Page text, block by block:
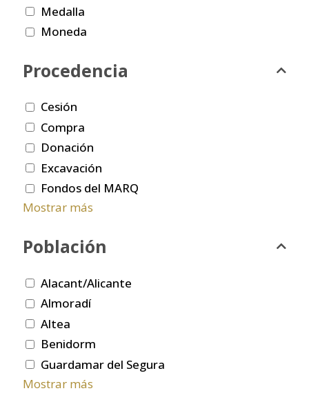
Medalla
Moneda
Procedencia
Cesión
Compra
Donación
Excavación
Fondos del MARQ
Mostrar más
Población
Alacant/Alicante
Almoradí
Altea
Benidorm
Guardamar del Segura
Mostrar más